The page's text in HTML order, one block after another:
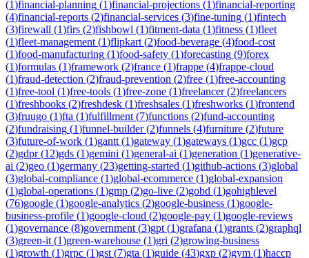
(1)financial-planning (1)financial-projections (1)financial-reporting
(4)financial-reports (2)financial-services (3)fine-tuning (1)fintech
(3)firewall (1)firs (2)fishbowl (1)fitment-data (1)fitness (1)fleet
(1)fleet-management (1)flipkart (2)food-beverage (4)food-cost
(1)food-manufacturing (1)food-safety (1)forecasting (9)forex
(1)formulas (1)framework (2)france (1)frappe (4)frappe-cloud
(1)fraud-detection (2)fraud-prevention (2)free (1)free-accounting
(1)free-tool (1)free-tools (1)free-zone (1)freelancer(2)freelancers
(1)freshbooks (2)freshdesk (1)freshsales (1)freshworks (1)frontend
(3)fruugo (1)fta (1)fulfillment (7)functions (2)fund-accounting
(2)fundraising (1)funnel-builder(2)funnels (4)furniture (2)future
(3)future-of-work (1)gantt (1)gateway (1)gateways (1)gcc (1)gcp
(2)gdpr(12)gds (1)gemini (1)general-ai (1)generation (1)generative-
ai (2)geo (1)germany (23)getting-started (1)github-actions (3)global
(3)global-compliance (1)global-ecommerce (1)global-expansion
(1)global-operations (1)gmp (2)go-live (2)gobd (1)gohighlevel
(76)google (1)google-analytics (2)google-business (1)google-
business-profile (1)google-cloud (2)google-pay (1)google-reviews
(1)governance (8)government (3)gpt (1)grafana (1)grants (2)graphql
(3)green-it (1)green-warehouse (1)gri (2)growing-business
(1)growth (1)grpc (1)gst (7)gta (1)guide (43)gxp (2)gym (1)haccp